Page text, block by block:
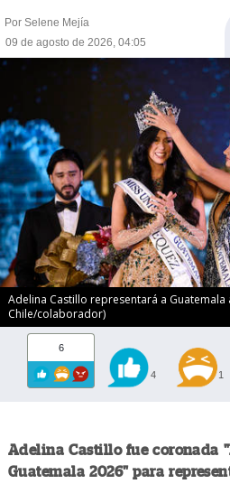
Por Selene Mejía
09 de agosto de 2026, 04:05
Adelina Castillo representará a
Chile/colaborador)
6
4 1
Adelina Castillo fue coronada
Guatemala 2026" para